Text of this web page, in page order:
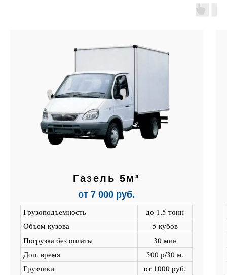
Газель 5м³
от 7 000 руб.
Грузоподъемность
до 1,5 тонн
Объем кузова
5 кубов
Погрузка без оплаты
30 мин
Доп. время
500 р/30 м.
Грузчики
от 1000 руб.